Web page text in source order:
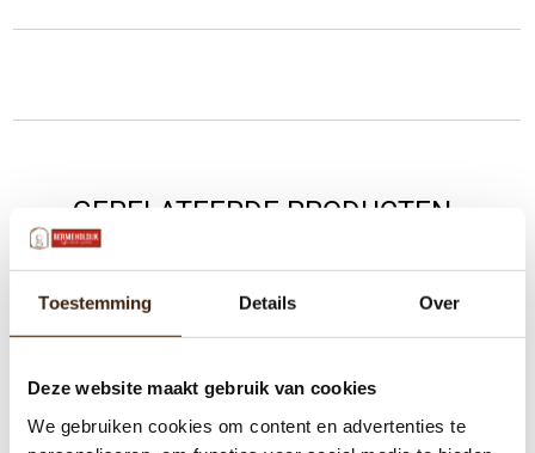
Toestemming Details Over
Deze website maakt gebruik van cookies
We gebruiken cookies om content en advertenties te
GERELATEERDE PRODUCTEN